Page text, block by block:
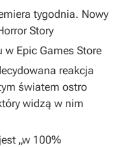
tygodnia. Nowy
Story
Epic Games Store
reakcja
światem ostro
widzą w nim
„w 100%